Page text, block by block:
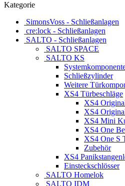
Kategorie
SimonsVoss - Schließanlagen
cre:lock - Schließanlagen
SALTO - Schließanlagen
SALTO SPACE
SALTO KS
Schließzylinder
Weitere
XS4 Türbeschläge
XS4
XS4
XS4 Mini
XS4 One
XS4 One S
Zubehör
XS4
Einsteckschlösser
SALTO Homelok
SALTO IDM